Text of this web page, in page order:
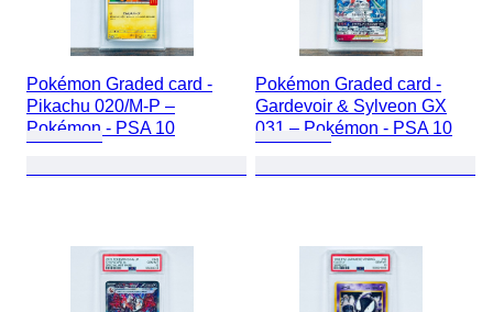
Pokémon Graded card -
Pikachu 020/M-P –
Pokémon - PSA 10
Pokémon Graded card -
Gardevoir & Sylveon GX
031 – Pokémon - PSA 10